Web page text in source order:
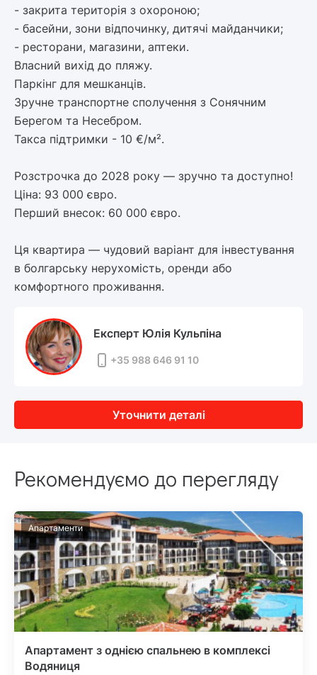
- закрита територія з охороною;
- басейни, зони відпочинку, дитячі майданчики;
- ресторани, магазини, аптеки.
Власний вихід до пляжу.
Паркінг для мешканців.
Зручне транспортне сполучення з Сонячним
Берегом та Несебром.
Такса підтримки - 10 €/м².
Розстрочка до 2028 року — зручно та доступно!
Ціна: 93 000 євро.
Перший внесок: 60 000 євро.
Ця квартира — чудовий варіант для інвестування
в болгарську нерухомість, оренди або
комфортного проживання.
Експерт Юлія Кульпіна
+35 988 646 91 10
Уточнити деталі
Рекомендуємо до перегляду
Апартаменти
Апартамент з однією спальнею в комплексі
Водяниця